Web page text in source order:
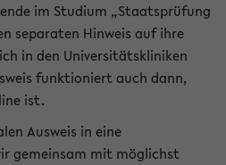
im Studium „Staatsprüfung
separaten Hinweis auf ihre
in den Universitätskliniken
funktioniert auch dann,
ist.
Ausweis in eine
gemeinsam mit möglichst